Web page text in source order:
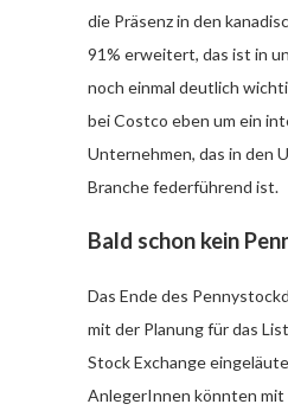
die Präsenz in den
91% erweitert, das ist in
noch einmal deutlich
bei Costco eben um ein
Unternehmen, das in den
Branche federführend ist.
Bald schon kein
Das Ende des
mit der Planung für das
Stock Exchange
AnlegerInnen könnten